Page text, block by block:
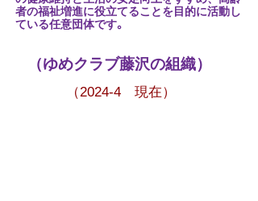
者の福祉増進に役立てることを目的に活動し
ている任意団体です。
（ゆめクラブ藤沢の組織）
（2024-4 現在）